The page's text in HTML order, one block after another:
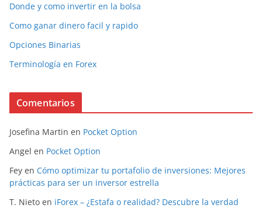
Donde y como invertir en la bolsa
Como ganar dinero facil y rapido
Opciones Binarias
Terminología en Forex
Comentarios
Josefina Martin en Pocket Option
Angel en Pocket Option
Fey en Cómo optimizar tu portafolio de inversiones: Mejores
prácticas para ser un inversor estrella
T. Nieto en iForex – ¿Estafa o realidad? Descubre la verdad